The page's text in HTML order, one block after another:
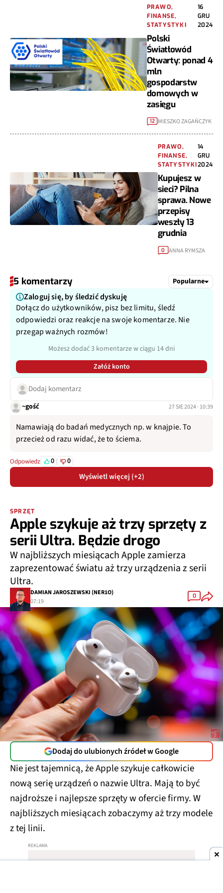
PRAWO,
FINANSE,
STATYSTYKI
16
GRU
2024
Polski
Światłowód
Otwarty: ponad 4
mln
gospodarstw
domowych w
zasięgu
12 MIESZKO ZAGAŃCZYK
PRAWO,
FINANSE,
STATYSTYKI
14
GRU
2024
Kupujesz w
sieci? Pilna
sprawa. Nowe
przepisy
weszły 13
grudnia
0 ANNA RYMSZA
5 komentarzy Popularne
Zaloguj się, by śledzić dyskuję
Dołącz do użytkowników, pisz bez limitu, śledź
odpowiedzi oraz reakcje na swoje komentarze. Nie
przegap ważnych rozmów!
Możesz dodać 3 komentarze w ciągu 14 dni
Załóż konto
Dodaj komentarz
~gość 27 SIE 2024 · 10:39
Namawiają do badań medycznych np. w knajpie. To
przecież od razu widać, że to ściema.
Odpowiedz 0 0
Wyświetl więcej (+2)
SPRZĘT
Apple szykuje aż trzy sprzęty z
serii Ultra. Będzie drogo
W najbliższych miesiącach Apple zamierza
zaprezentować światu aż trzy urządzenia z serii
Ultra.
DAMIAN JAROSZEWSKI (NER1O)
07:19
0
Dodaj do ulubionych źródeł w Google
Nie jest tajemnicą, że Apple szykuje całkowicie
nową serię urządzeń o nazwie Ultra. Mają to być
najdroższe i najlepsze sprzęty w ofercie firmy. W
najbliższych miesiącach zobaczymy aż trzy modele
z tej linii.